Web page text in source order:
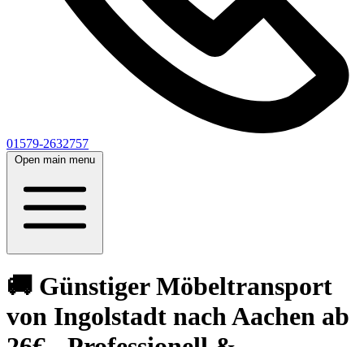
01579-2632757
Open main menu
🚚 Günstiger Möbeltransport
von Ingolstadt nach Aachen ab